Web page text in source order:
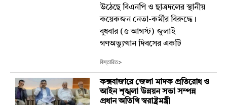
উঠেছে বিএনপি ও ছাত্রদলের স্থানীয়
কয়েকজন নেতা-কর্মীর বিরুদ্ধে।
বুধবার (৫ আগস্ট) জুলাই
গণঅভ্যুত্থান দিবসের একটি
বিস্তারিত>
কক্সবাজারে জেলা মাদক প্রতিরোধ ও
আইন শৃঙ্খলা উন্নয়ন সভা সম্পন্ন
প্রধান অতিথি স্বরাষ্ট্রমন্ত্রী